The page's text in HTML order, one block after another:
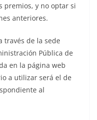
premios, y no optar si
anteriores.
través de la sede
Pública de
en la página web
a utilizar será el de
al